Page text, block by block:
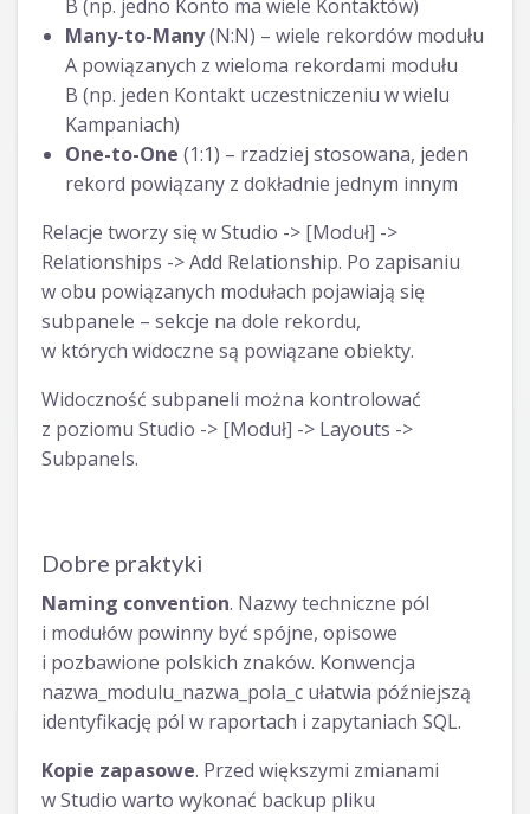
B (np. jedno Konto ma wiele Kontaktów)
Many-to-Many(N:N) – wiele rekordów modułu
A powiązanych z wieloma rekordami modułu
B (np. jeden Kontakt uczestniczeniu w wielu
Kampaniach)
One-to-One (1:1) – rzadziej stosowana, jeden
rekord powiązany z dokładnie jednym innym
Relacje tworzy się w Studio -> [Moduł] ->
Relationships -> Add Relationship. Po zapisaniu
w obu powiązanych modułach pojawiają się
subpanele – sekcje na dole rekordu,
w których widoczne są powiązane obiekty.
Widoczność subpaneli można kontrolować
z poziomu Studio -> [Moduł] -> Layouts ->
Subpanels.
Dobre praktyki
Naming convention. Nazwy techniczne pól
i modułów powinny być spójne, opisowe
i pozbawione polskich znaków. Konwencja
nazwa_modulu_nazwa_pola_c ułatwia późniejszą
identyfikację pól w raportach i zapytaniach SQL.
Kopie zapasowe. Przed większymi zmianami
w Studio warto wykonać backup pliku